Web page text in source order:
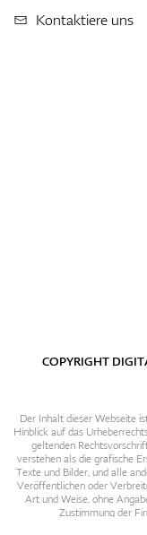
Kontaktiere uns
COPYRIGHT
Der Inhalt dieser Webseite
Hinblick auf das
geltenden
verstehen als die grafische
Texte und Bilder, und alle
Veröffentlichen oder
Art und Weise, ohne
Zustimmung der